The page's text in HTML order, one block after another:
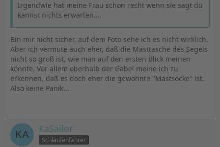
Irgendwie hat meine Frau schon recht wenn sie sagt du
kannst nichts erwarten….
Bin mir nicht sicher, auf dem Foto sehe ich es nicht wirklich.
Aber ich vermute auch eher, daß die Masttasche des Segels
nicht so groß ist, wie man auf den ersten Blick meinen
könnte. Vor allem oberhalb der Gabel meine ich zu
erkennen, daß es doch eher die gewohnte "Mastsocke" ist.
Also keine Panik...
KaSailor
Schlaufenfahrer